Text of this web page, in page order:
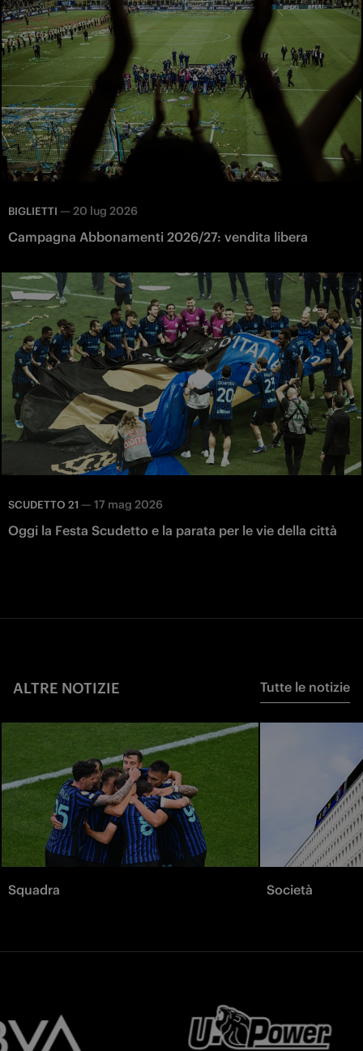
BIGLIETTI — 20 lug 2026
Campagna Abbonamenti 2026/27: vendita libera
SCUDETTO 21 — 17 mag 2026
Oggi la Festa Scudetto e la parata per le vie della città
ALTRE NOTIZIE Tutte le notizie
Squadra Società